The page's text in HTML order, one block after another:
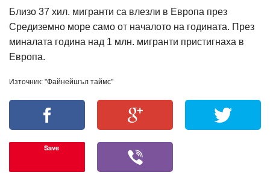
Близо 37 хил. мигранти са влезли в Европа през
Средиземно море само от началото на годината. През
миналата година над 1 млн. мигранти пристигнаха в
Европа.
Източник: "Файнейшъл таймс"
Save